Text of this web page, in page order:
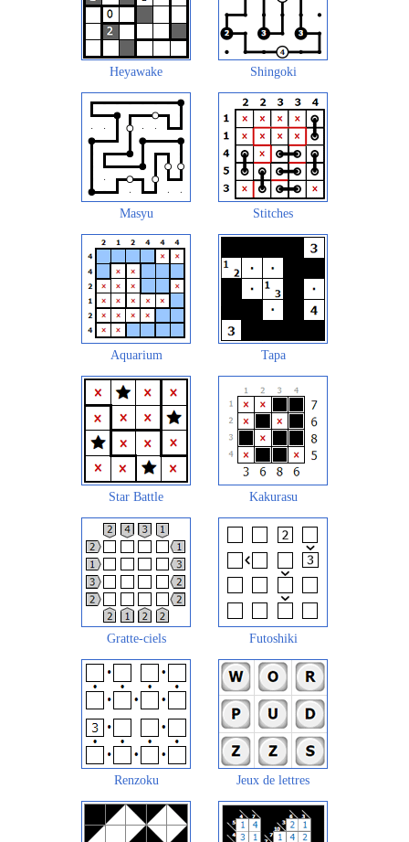
Heyawake Shingoki
Masyu Stitches
Aquarium Tapa
Star Battle Kakurasu
Gratte-ciels Futoshiki
Renzoku Jeux de lettres